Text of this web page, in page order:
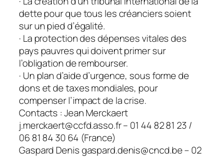
dette pour que tous les créanciers soient
sur un pied d’égalité.
· La protection des dépenses vitales des
pays pauvres qui doivent primer sur
l’obligation de rembourser.
· Un plan d’aide d’urgence, sous forme de
dons et de taxes mondiales, pour
compenser l’impact de la crise.
Contacts : Jean Merckaert
j.merckaert@ccfd.asso.fr – 01 44 82 81 23 /
06 81 84 30 64 (France)
Gaspard Denis gaspard.denis@cncd.be – 02